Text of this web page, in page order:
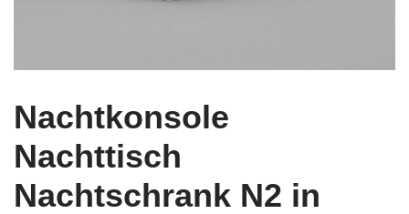
Nachtkonsole
Nachttisch
Nachtschrank N2 in